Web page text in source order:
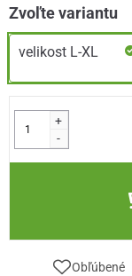
Zvoľte variantu
velikost L-XL
+
-
Obľúbené